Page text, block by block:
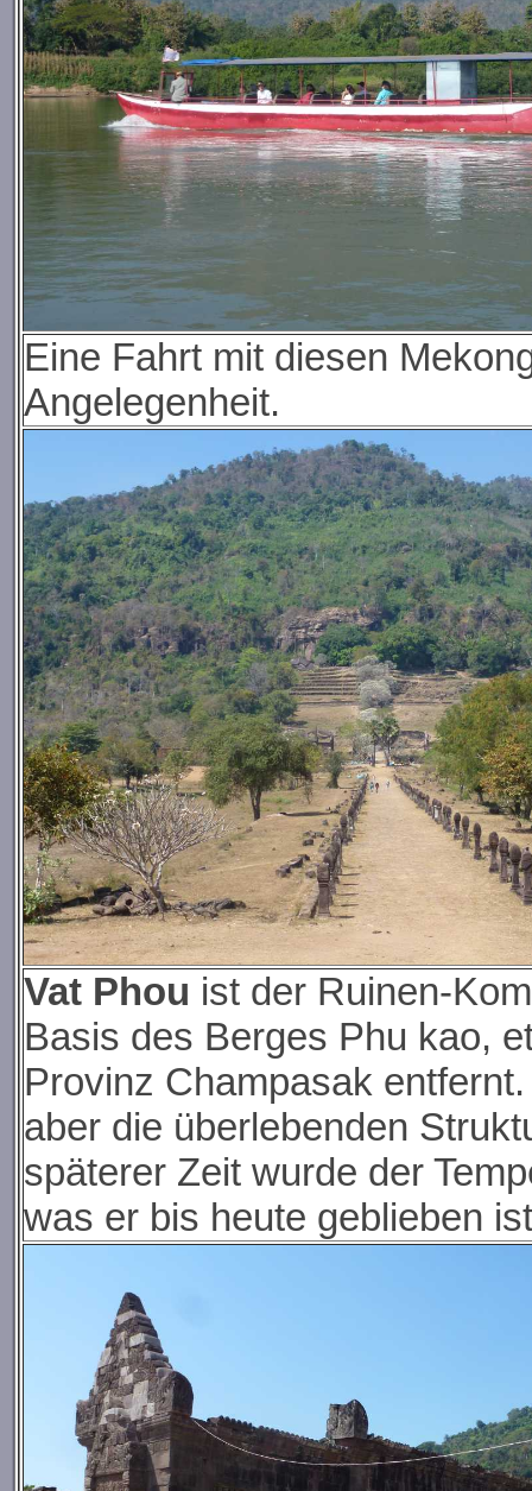
Eine Fahrt mit diesen
Angelegenheit.
Vat Phou ist der Ruinen-
Basis des Berges Phu kao,
Provinz Champasak
aber die überlebenden
späterer Zeit wurde der
was er bis heute geblieben